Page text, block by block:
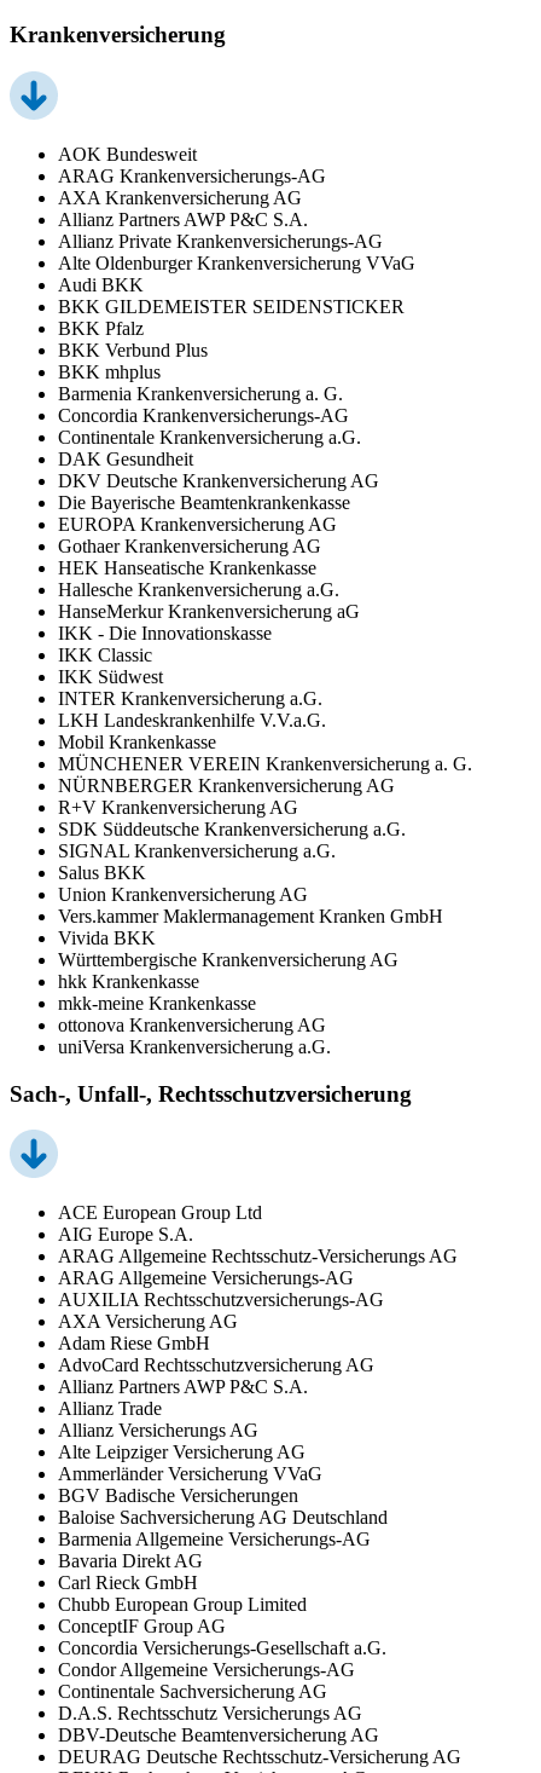
Krankenversicherung
AOK Bundesweit
ARAG Krankenversicherungs-AG
AXA Krankenversicherung AG
Allianz Partners AWP P&C S.A.
Allianz Private Krankenversicherungs-AG
Alte Oldenburger Krankenversicherung VVaG
Audi BKK
BKK GILDEMEISTER SEIDENSTICKER
BKK Pfalz
BKK Verbund Plus
BKK mhplus
Barmenia Krankenversicherung a. G.
Concordia Krankenversicherungs-AG
Continentale Krankenversicherung a.G.
DAK Gesundheit
DKV Deutsche Krankenversicherung AG
Die Bayerische Beamtenkrankenkasse
EUROPA Krankenversicherung AG
Gothaer Krankenversicherung AG
HEK Hanseatische Krankenkasse
Hallesche Krankenversicherung a.G.
HanseMerkur Krankenversicherung aG
IKK - Die Innovationskasse
IKK Classic
IKK Südwest
INTER Krankenversicherung a.G.
LKH Landeskrankenhilfe V.V.a.G.
Mobil Krankenkasse
MÜNCHENER VEREIN Krankenversicherung a. G.
NÜRNBERGER Krankenversicherung AG
R+V Krankenversicherung AG
SDK Süddeutsche Krankenversicherung a.G.
SIGNAL Krankenversicherung a.G.
Salus BKK
Union Krankenversicherung AG
Vers.kammer Maklermanagement Kranken GmbH
Vivida BKK
Württembergische Krankenversicherung AG
hkk Krankenkasse
mkk-meine Krankenkasse
ottonova Krankenversicherung AG
uniVersa Krankenversicherung a.G.
Sach-, Unfall-, Rechtsschutzversicherung
ACE European Group Ltd
AIG Europe S.A.
ARAG Allgemeine Rechtsschutz-Versicherungs AG
ARAG Allgemeine Versicherungs-AG
AUXILIA Rechtsschutzversicherungs-AG
AXA Versicherung AG
Adam Riese GmbH
AdvoCard Rechtsschutzversicherung AG
Allianz Partners AWP P&C S.A.
Allianz Trade
Allianz Versicherungs AG
Alte Leipziger Versicherung AG
Ammerländer Versicherung VVaG
BGV Badische Versicherungen
Baloise Sachversicherung AG Deutschland
Barmenia Allgemeine Versicherungs-AG
Bavaria Direkt AG
Carl Rieck GmbH
Chubb European Group Limited
ConceptIF Group AG
Concordia Versicherungs-Gesellschaft a.G.
Condor Allgemeine Versicherungs-AG
Continentale Sachversicherung AG
D.A.S. Rechtsschutz Versicherungs AG
DBV-Deutsche Beamtenversicherung AG
DEURAG Deutsche Rechtsschutz-Versicherung AG